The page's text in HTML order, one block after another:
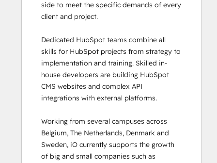
Certification
Onboarding
HubSpot
side to meet the specific demands of every
client and project.
Dedicated HubSpot teams combine all
skills for HubSpot projects from strategy to
implementation and training. Skilled in-
house developers are building HubSpot
CMS websites and complex API
integrations with external platforms.
Working from several campuses across
Belgium, The Netherlands, Denmark and
Sweden, iO currently supports the growth
of big and small companies such as